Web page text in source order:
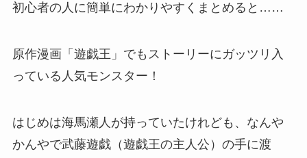
初心者の人に簡単にわかりやすくまとめると……
原作漫画「遊戯王」でもストーリーにガッツリ入
っている人気モンスター！
はじめは海馬瀬人が持っていたけれども、なんや
かんやで武藤遊戯（遊戯王の主人公）の手に渡